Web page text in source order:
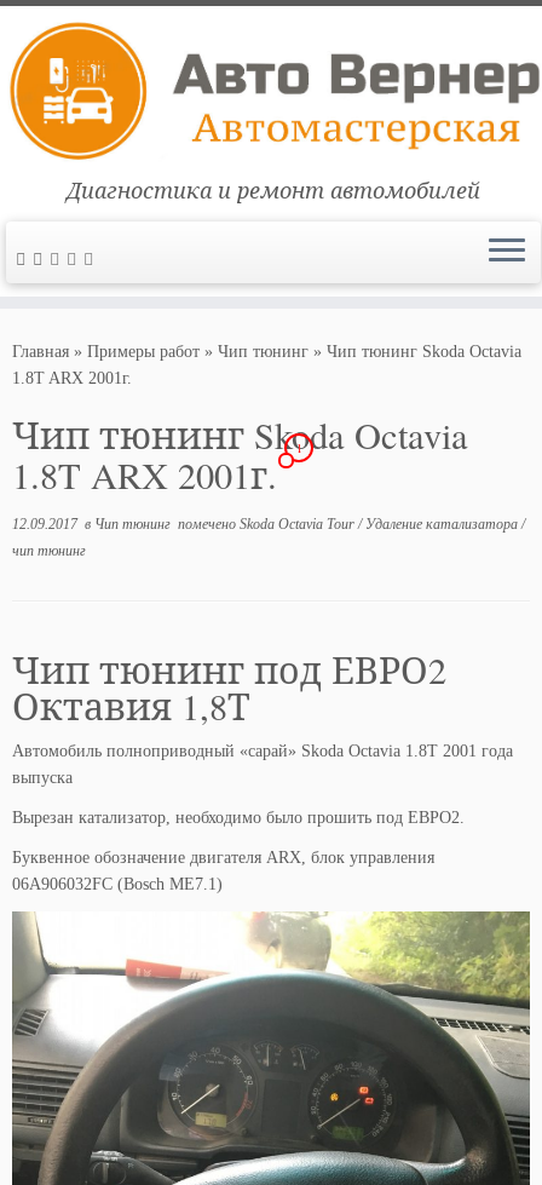
содержимому
Диагностика и ремонт автомобилей
Главная » Примеры работ » Чип тюнинг » Чип тюнинг Skoda Octavia
1.8T ARX 2001г.
Чип тюнинг Skoda Octavia
1.8T ARX 2001г.
1
12.09.2017в Чип тюнинг помечено Skoda Octavia Tour / Удаление катализатора /
чип тюнинг
Чип тюнинг под ЕВРО2
Октавия 1,8Т
Автомобиль полноприводный «сарай» Skoda Octavia 1.8T 2001 года
выпуска
Вырезан катализатор, необходимо было прошить под ЕВРО2.
Буквенное обозначение двигателя ARX, блок управления
06A906032FC (Bosch ME7.1)